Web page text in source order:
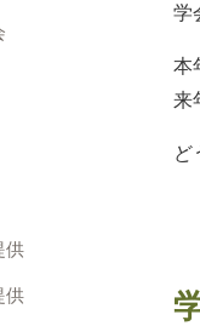
供
供
学
本
来
ど